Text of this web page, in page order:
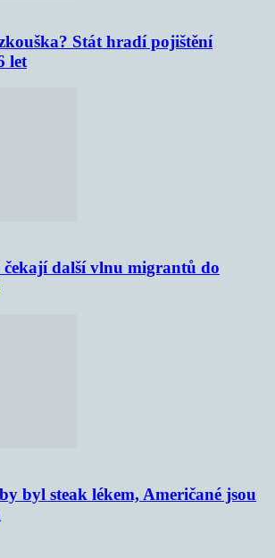
Stát hradí pojištění
let
další vlnu migrantů do
byl steak lékem, Američané jsou